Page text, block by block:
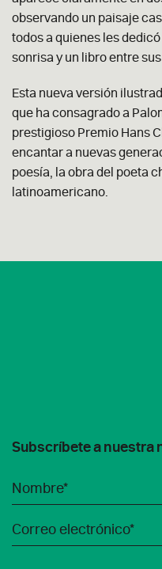
observando un paisaje
todos a quienes les
sonrisa y un libro entre
Esta nueva versión
que ha consagrado a
prestigioso Premio Hans
encantar a nuevas
poesía, la obra del poeta
latinoamericano.
Subscríbete a nuestra